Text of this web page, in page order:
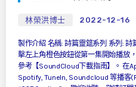
林榮洪博士 2022-12-16
製作介紹 名稱: 詩篇靈筵系列 系列:
擊左上角橙色按鈕從第一集開始播放
參考【SoundCloud下載指南】。 在
Spotify, TuneIn, Soundcloud 等播客